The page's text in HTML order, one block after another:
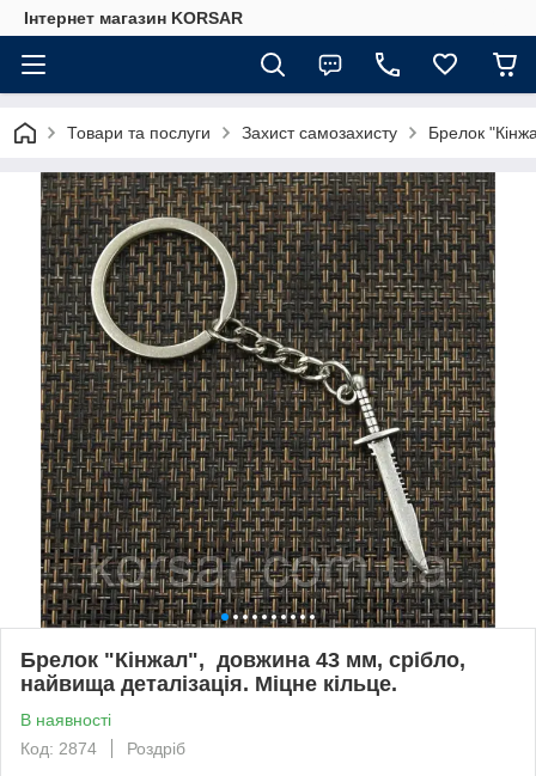
Iнтернет магазин KORSAR
Товари та послуги Захист самозахисту Брелок
Брелок "Кінжал", довжина 43 мм, срібло,
найвища деталізація. Міцне кільце.
В наявності
Код: 2874
Роздріб